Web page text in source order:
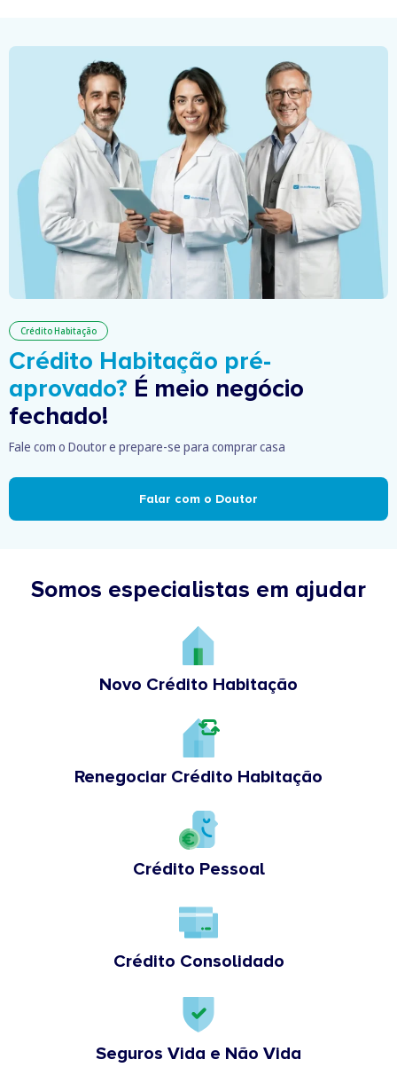
Crédito Habitação
Crédito Habitação pré-
aprovado? É meio negócio
fechado!
Fale com o Doutor e prepare-se para comprar casa
Falar com o Doutor
Somos especialistas em ajudar
Novo Crédito Habitação
Renegociar Crédito Habitação
Crédito Pessoal
Crédito Consolidado
Seguros Vida e Não Vida